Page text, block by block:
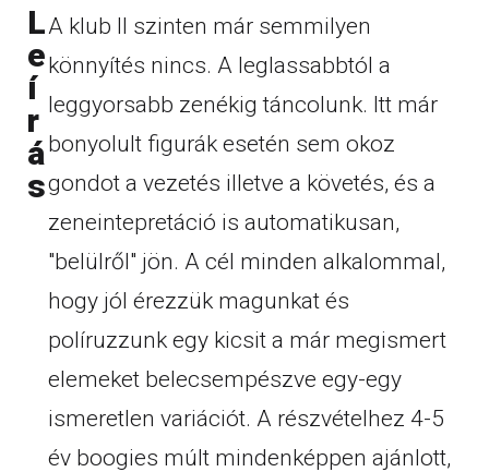
L
e
í
r
á
s
A klub II szinten már semmilyen
könnyítés nincs. A leglassabbtól a
leggyorsabb zenékig táncolunk. Itt már
bonyolult figurák esetén sem okoz
gondot a vezetés illetve a követés, és a
zeneintepretáció is automatikusan,
"belülről" jön. A cél minden alkalommal,
hogy jól érezzük magunkat és
políruzzunk egy kicsit a már megismert
elemeket belecsempészve egy-egy
ismeretlen variációt. A részvételhez 4-5
év boogies múlt mindenképpen ajánlott,